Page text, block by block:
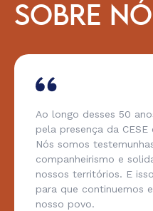
SOBRE
Ao longo desses 50
pela presença da
Nós somos
companheirismo e
nossos territórios. E
para que continuemos
nosso povo.